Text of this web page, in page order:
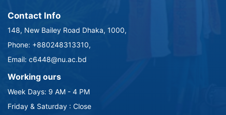
Contact Info
148, New Bailey Road Dhaka, 1000,
Phone: +880248313310,
Email: c6448@nu.ac.bd
Working ours
Week Days: 9 AM - 4 PM
Friday & Saturday : Close